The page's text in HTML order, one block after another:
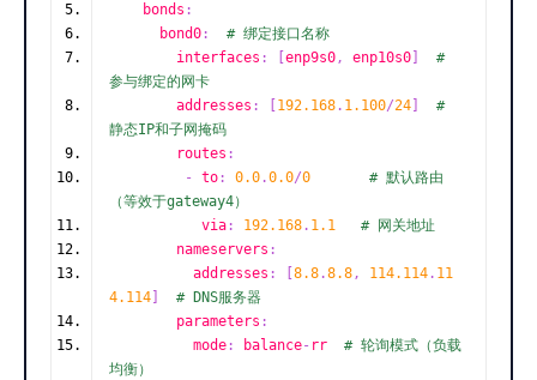
    bonds
:
      bond0
:
# 绑定接口名称
        interfaces
: enp9s0, enp10s0
#
参与绑定的网卡
        addresses
: 192.168. 1.100/24
#
静态IP和子网掩码
        routes
:
- to: 0.0.0.0/0
# 默认路由
（等效于gateway4）
           via
: 192.168. 1.1
# 网关地址
        nameservers
:
          addresses
: 8.8.8.8, 114.114. 11
4.114
# DNS服务器
        parameters
:
          mode
: balance- rr # 轮询模式（负载
均衡）